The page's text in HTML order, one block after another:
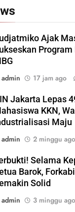
Ajak
admin
17 jam ago
Jakarta Lepas
KKN,
Maju
admin
2 minggu ago
Selama
Barok,
Solid
admin
3 minggu ago